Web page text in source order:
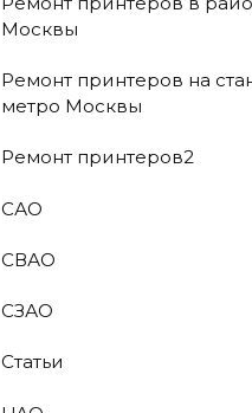
Москвы
Ремонт принтеров на
метро Москвы
Ремонт принтеров2
САО
СВАО
СЗАО
Статьи